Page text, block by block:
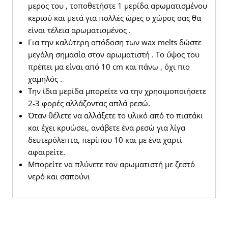
μερος του , τοποθετήστε 1 μερίδα αρωματισμένου
κεριού και μετά για πολλές ώρες ο χώρος σας θα
είναι τέλεια αρωματισμένος .
Για την καλύτερη απόδοση των wax melts δώστε
μεγάλη σημασία στον αρωματιστή . Το ύψος του
πρέπει μα είναι από 10 cm και πάνω , όχι πιο
χαμηλός .
Την ίδια μερίδα μπορείτε να την χρησιμοποιήσετε
2-3 φορές αλλάζοντας απλά ρεσώ.
Όταν θέλετε να αλλάξετε το υλικό από το πιατάκι
και έχει κρυώσει, ανάβετε ένα ρεσώ για λίγα
δευτερόλεπτα, περίπου 10 και με ένα χαρτί
αφαιρείτε.
Μπορείτε να πλύνετε τον αρωματιστή με ζεστό
νερό και σαπούνι